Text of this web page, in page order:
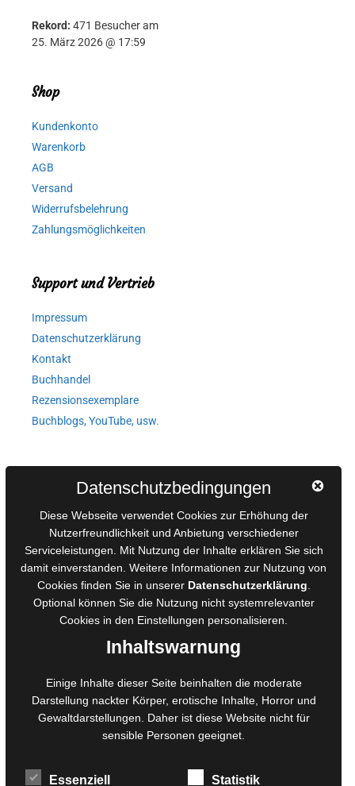
Rekord: 471 Besucher am
25. März 2026 @ 17:59
Shop
Kundenkonto
Warenkorb
AGB
Versand
Widerrufsbelehrung
Zahlungsmöglichkeiten
Support und Vertrieb
Impressum
Datenschutzerklärung
Kontakt
Buchhandel
Rezensionsexemplare
Buchblogs, YouTube, usw.
AGB für Medienprojekte
Online-Artikel
Manuskripte einreichen
Ausschreibungen
Belegexemplare
Eigenbedarfsexemplare
Foto- und Bildbearbeitung
Fotorestauration
Creative Artwork
MPS Fotografie
Datenschutzbedingungen
Diese Webseite verwendet Cookies zur Erhöhung der
Nutzerfreundlichkeit und Anbietung verschiedener
Serviceleistungen. Mit Nutzung der Inhalte erklären Sie sich
damit einverstanden. Weitere Informationen zur Nutzung von
Cookies finden Sie in unserer Datenschutzerklärung
Optional können Sie die Nutzung nicht systemrelevanter
Cookies in den Einstellungen personalisieren.
Inhaltswarnung
Einige Inhalte dieser Seite beinhalten die moderate
Darstellung nackter Körper, erotische Inhalte, Horror und
Gewaltdarstellungen. Daher ist diese Website nicht für
sensible Personen geeignet.
Essenziell Statistik